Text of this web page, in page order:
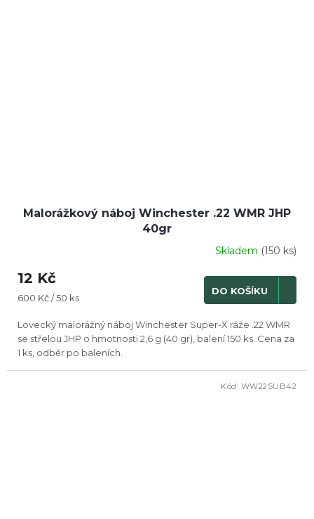
Malorážkový náboj Winchester .22 WMR JHP
40gr
Skladem (150 ks)
12 Kč
Měrná
600 Kč / 50 ks
DO KOŠÍKU
Lovecký malorážný náboj Winchester Super-X ráže .22 WMR
se střelou JHP o hmotnosti 2,6 g (40 gr), balení 150 ks. Cena za
1 ks, odběr po baleních.
Kód: WW22SUB42